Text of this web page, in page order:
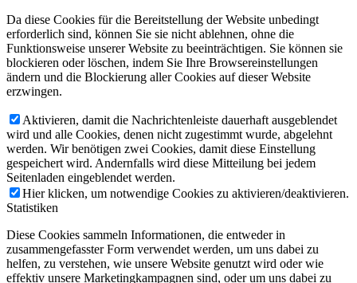
Da diese Cookies für die Bereitstellung der Website unbedingt
erforderlich sind, können Sie sie nicht ablehnen, ohne die
Funktionsweise unserer Website zu beeinträchtigen. Sie können sie
blockieren oder löschen, indem Sie Ihre Browsereinstellungen
ändern und die Blockierung aller Cookies auf dieser Website
erzwingen.
Aktivieren, damit die Nachrichtenleiste dauerhaft ausgeblendet
wird und alle Cookies, denen nicht zugestimmt wurde, abgelehnt
werden. Wir benötigen zwei Cookies, damit diese Einstellung
gespeichert wird. Andernfalls wird diese Mitteilung bei jedem
Seitenladen eingeblendet werden.
Hier klicken, um notwendige Cookies zu aktivieren/deaktivieren.
Statistiken
Diese Cookies sammeln Informationen, die entweder in
zusammengefasster Form verwendet werden, um uns dabei zu
helfen, zu verstehen, wie unsere Website genutzt wird oder wie
effektiv unsere Marketingkampagnen sind, oder um uns dabei zu